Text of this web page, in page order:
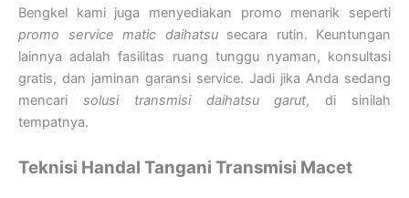
Bengkel kami juga menyediakan promo menarik seperti
promo service matic daihatsusecara rutin. Keuntungan
lainnya adalah fasilitas ruang tunggu nyaman, konsultasi
gratis, dan jaminan garansi service. Jadi jika Anda sedang
mencari solusi transmisi daihatsu garut, di sinilah
tempatnya.
Teknisi Handal Tangani Transmisi Macet